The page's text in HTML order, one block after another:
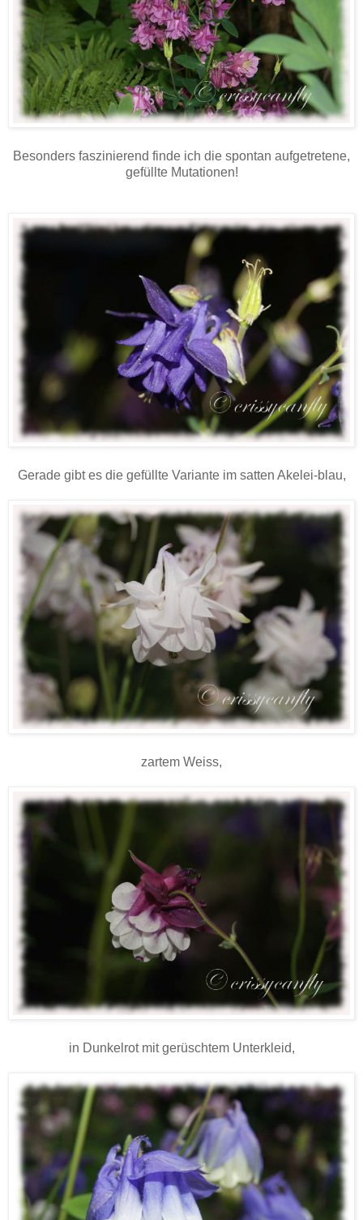
Besonders faszinierend finde ich die spontan aufgetretene,
gefüllte Mutationen!
Gerade gibt es die gefüllte Variante im satten Akelei-blau,
zartem Weiss,
in Dunkelrot mit gerüschtem Unterkleid,